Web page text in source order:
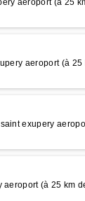
aeroport (à 25
aeroport (à
exupery
(à 25 km